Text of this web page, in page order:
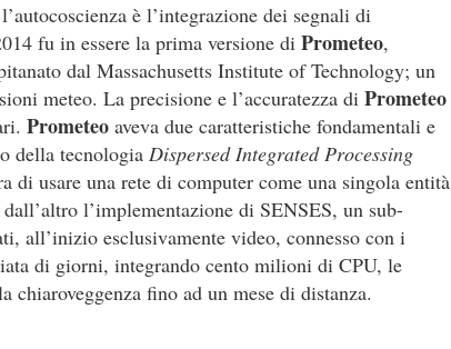
è l’integrazione dei segnali di
fu in essere la prima versione di Prometeo,
dal Massachusetts Institute of Technology; un
meteo. La precisione e l’accuratezza di Prometeo
Prometeo aveva due caratteristiche fondamentali e
della tecnologia Dispersed Integrated Processing
di usare una rete di computer come una singola entità
l’implementazione di SENSES, un sub-
all’inizio esclusivamente video, connesso con i
di giorni, integrando cento milioni di CPU, le
chiaroveggenza fino ad un mese di distanza.